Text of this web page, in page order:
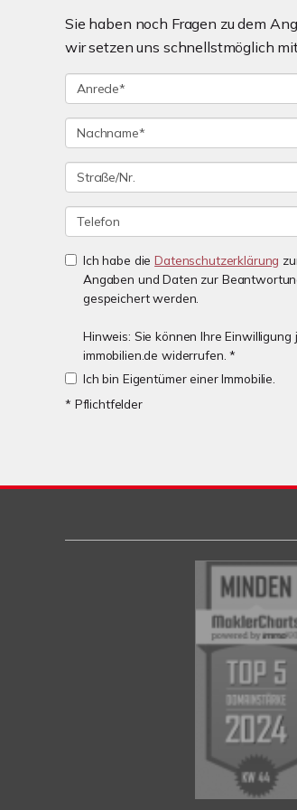
Sie haben noch Fragen zu dem
wir setzen uns schnellstmöglich
Ich habe dieDatenschutzerklärung
Angaben und Daten zur
gespeichert werden.
Hinweis: Sie können Ihre
immobilien.de widerrufen. *
Ich bin Eigentümer einer Immobilie.
* Pflichtfelder